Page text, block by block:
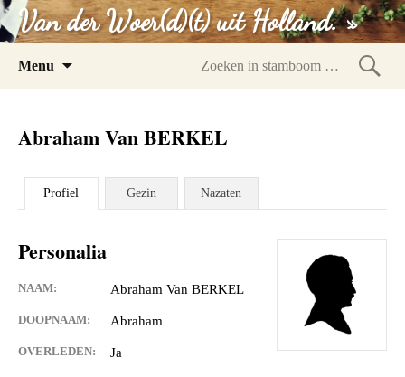
Van der Woer(d)(t) uit Holland. »
Menu
Abraham Van BERKEL
Profiel Gezin Nazaten
Personalia
NAAM: Abraham Van BERKEL
DOOPNAAM: Abraham
OVERLEDEN: Ja